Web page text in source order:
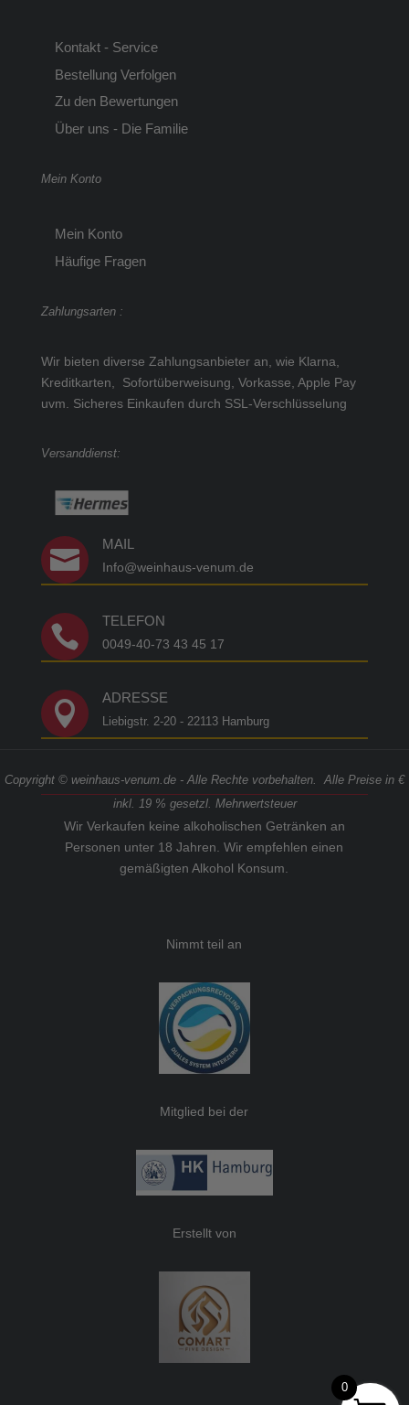
Kontakt - Service
Bestellung Verfolgen
Zu den Bewertungen
Über uns - Die Familie
Mein Konto
Mein Konto
Häufige Fragen
Zahlungsarten :
Wir bieten diverse Zahlungsanbieter an, wie Klarna,
Kreditkarten, Sofortüberweisung, Vorkasse, Apple Pay
uvm. Sicheres Einkaufen durch SSL-Verschlüsselung
Versanddienst:

MAIL
Info@weinhaus-venum.de

TELEFON
0049-40-73 43 45 17

ADRESSE
Liebigstr. 2-20 - 22113 Hamburg
Copyright © weinhaus-venum.de - Alle Rechte vorbehalten. Alle Preise in €
inkl. 19 % gesetzl. Mehrwertsteuer
Wir Verkaufen keine alkoholischen Getränken an
Personen unter 18 Jahren. Wir empfehlen einen
gemäßigten Alkohol Konsum.
Nimmt teil an
Mitglied bei der
Erstellt von
0